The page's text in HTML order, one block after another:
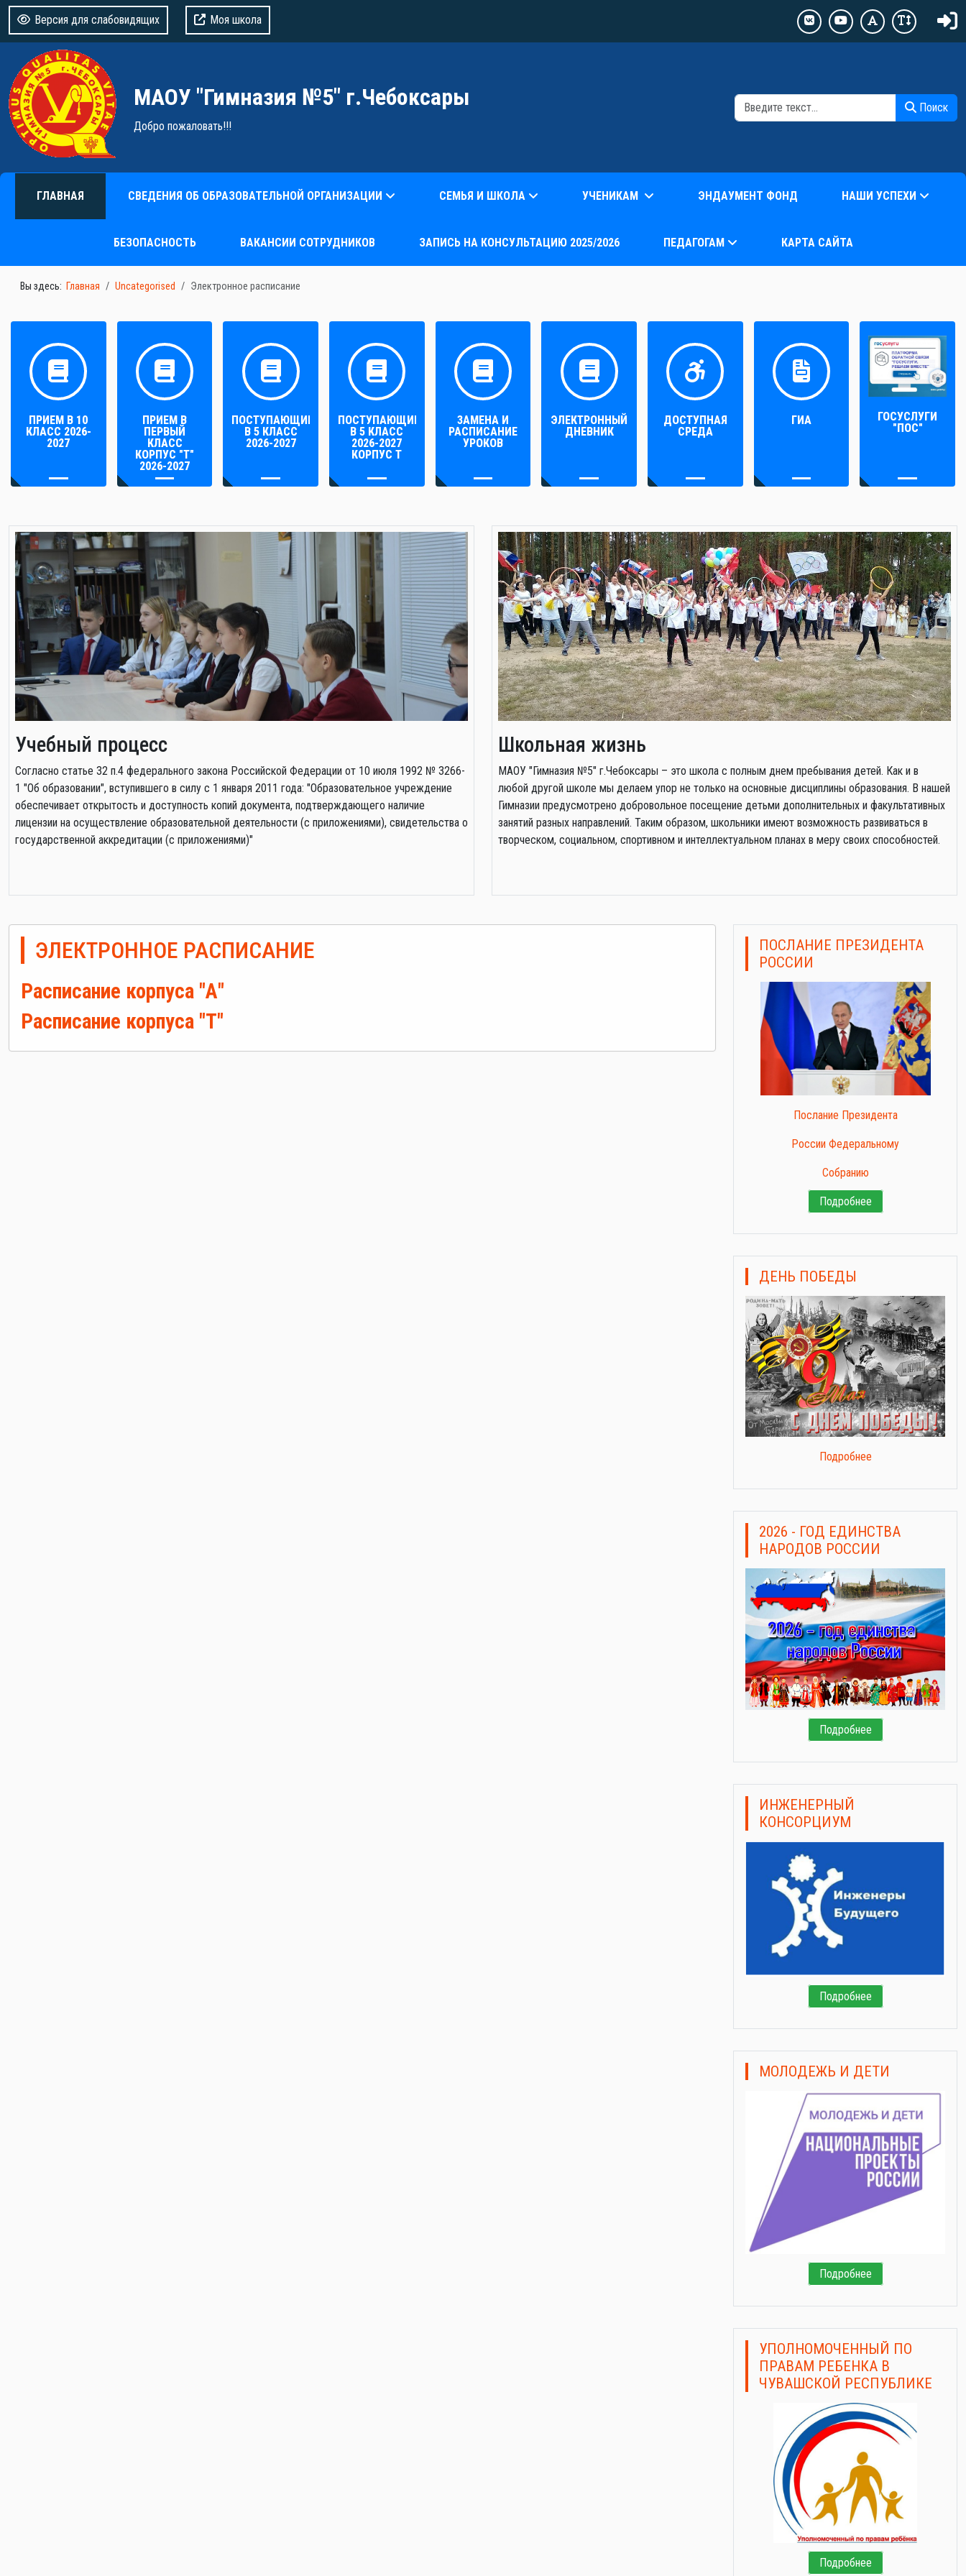
Версия для слабовидящих Моя школа
МАОУ "Гимназия №5" г.Чебоксары
Добро пожаловать!!!
Поиск
ГЛАВНАЯ СВЕДЕНИЯ ОБ ОБРАЗОВАТЕЛЬНОЙ ОРГАНИЗАЦИИ СЕМЬЯ И ШКОЛА УЧЕНИКАМ ЭНДАУМЕНТ ФОНД НАШИ УСПЕХИ
БЕЗОПАСНОСТЬ ВАКАНСИИ СОТРУДНИКОВ ЗАПИСЬ НА КОНСУЛЬТАЦИЮ 2025/2026 ПЕДАГОГАМ КАРТА САЙТА
Вы здесь: Главная Uncategorised Электронное расписание
ПРИЕМ В 10
КЛАСС 2026-
2027
ПРИЕМ В
ПЕРВЫЙ
КЛАСС
КОРПУС "Т"
2026-2027
ПОСТУПАЮЩИМ
В 5 КЛАСС
2026-2027
ПОСТУПАЮЩИМ
В 5 КЛАСС
2026-2027
КОРПУС Т
ЗАМЕНА И
РАСПИСАНИЕ
УРОКОВ
ЭЛЕКТРОННЫЙ
ДНЕВНИК
ДОСТУПНАЯ
СРЕДА
ГИА
ГОСУСЛУГИ
"ПОС"
Учебный процесс
Cогласно статье 32 п.4 федерального закона Российской Федерации от 10 июля 1992 № 3266-
1 "Об образовании", вступившего в силу с 1 января 2011 года: "Образовательное учреждение
обеспечивает открытость и доступность копий документа, подтверждающего наличие
лицензии на осуществление образовательной деятельности (с приложениями), свидетельства о
государственной аккредитации (с приложениями)"
Школьная жизнь
МАОУ "Гимназия №5" г.Чебоксары – это школа с полным днем пребывания детей. Как и в
любой другой школе мы делаем упор не только на основные дисциплины образования. В нашей
Гимназии предусмотрено добровольное посещение детьми дополнительных и факультативных
занятий разных направлений. Таким образом, школьники имеют возможность развиваться в
творческом, социальном, спортивном и интеллектуальном планах в меру своих способностей.
ЭЛЕКТРОННОЕ РАСПИСАНИЕ
Расписание корпуса "А"
Расписание корпуса "Т"
ПОСЛАНИЕ ПРЕЗИДЕНТА
РОССИИ
Послание Президента
России Федеральному
Собранию
Подробнее
ДЕНЬ ПОБЕДЫ
Подробнее
2026 - ГОД ЕДИНСТВА
НАРОДОВ РОССИИ
Подробнее
ИНЖЕНЕРНЫЙ
КОНСОРЦИУМ
Подробнее
МОЛОДЕЖЬ И ДЕТИ
Подробнее
УПОЛНОМОЧЕННЫЙ ПО
ПРАВАМ РЕБЕНКА В
ЧУВАШСКОЙ РЕСПУБЛИКЕ
Подробнее